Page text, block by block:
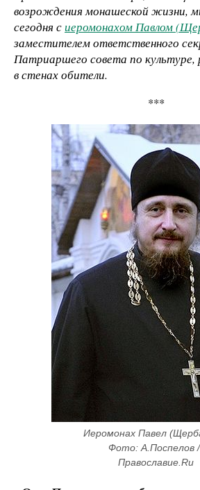
возрождения монашеской жизни,
сегодня сиеромонахом Павлом
заместителем ответственного
Патриаршего совета по культуре,
в стенах обители.
***
Иеромонах Павел
Фото: А.Поспелов /
Православие.Ru